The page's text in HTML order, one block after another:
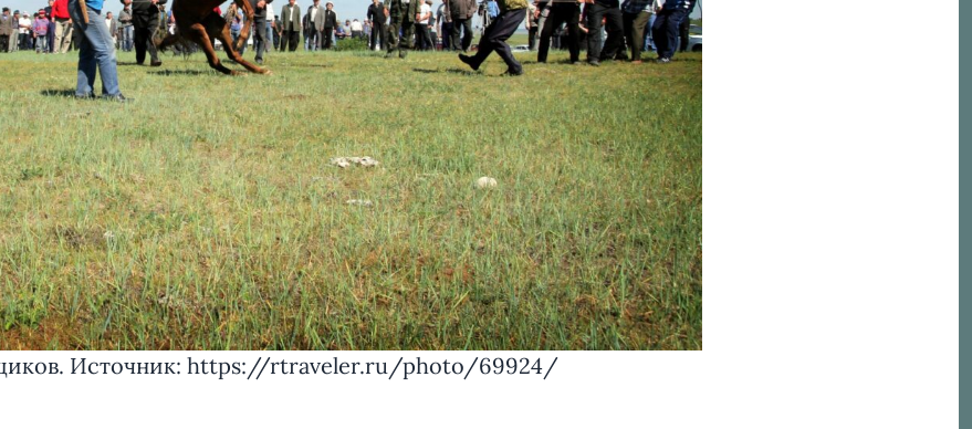
Источник: https://rtraveler.ru/photo/69924/